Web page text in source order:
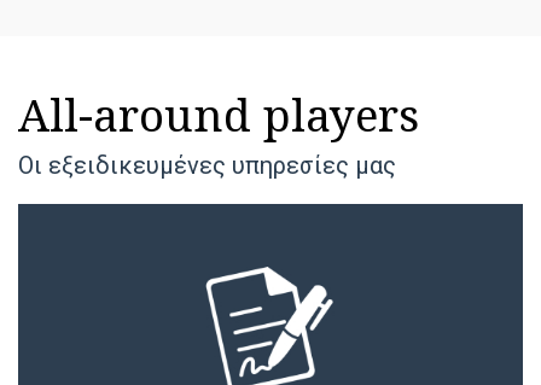
All-around players
Οι εξειδικευμένες υπηρεσίες μας